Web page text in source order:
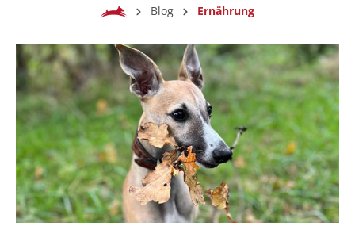
HomeBlog Ernährung
Bildergalerie überspringen